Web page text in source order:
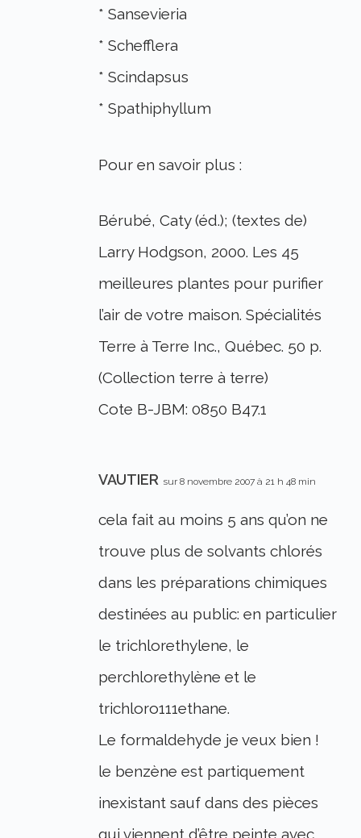
* Sansevieria
* Schefflera
* Scindapsus
* Spathiphyllum
Pour en savoir plus :
Bérubé, Caty (éd.); (textes de)
Larry Hodgson, 2000. Les 45
meilleures plantes pour purifier
l’air de votre maison. Spécialités
Terre à Terre Inc., Québec. 50 p.
(Collection terre à terre)
Cote B-JBM: 0850 B47.1
VAUTIER sur 8 novembre 2007 à 21 h 48 min
cela fait au moins 5 ans qu’on ne
trouve plus de solvants chlorés
dans les préparations chimiques
destinées au public: en particulier
le trichlorethylene, le
perchlorethylène et le
trichloro111ethane.
Le formaldehyde je veux bien !
le benzène est partiquement
inexistant sauf dans des pièces
qui viennent d’être peinte avec